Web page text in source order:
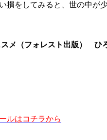
損をしてみると、世の中が
メ（フォレスト出版） ひ
ルはコチラから